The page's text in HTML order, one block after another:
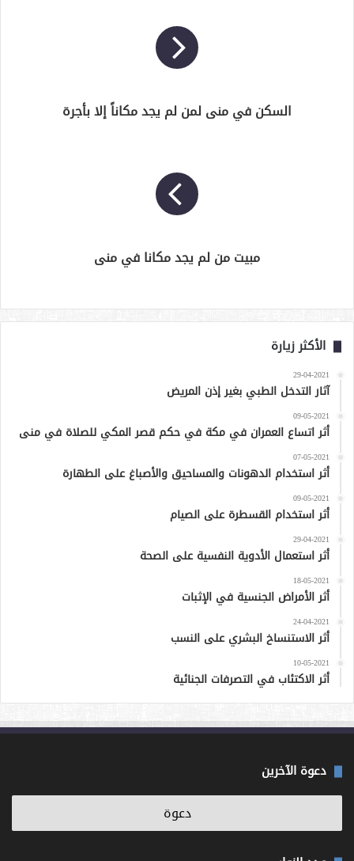
السكن في منى لمن لم يجد مكاناً إلا بأجرة
مبيت من لم يجد مكانا في منى
الأكثر زيارة
29-04-2021
آثار التدخل الطبي بغير إذن المريض
09-05-2021
أثر اتساع العمران في مكة في حكم قصر المكي للصلاة في منى
07-05-2021
أثر استخدام الدهونات والمساحيق والأصباغ على الطهارة
09-05-2021
أثر استخدام القسطرة على الصيام
29-04-2021
أثر استعمال الأدوية النفسية على الصحة
18-05-2021
أثر الأمراض الجنسية في الإثبات
24-04-2021
أثر الاستنساخ البشري على النسب
10-05-2021
أثر الاكتئاب في التصرفات الجنائية
دعوة الآخرين